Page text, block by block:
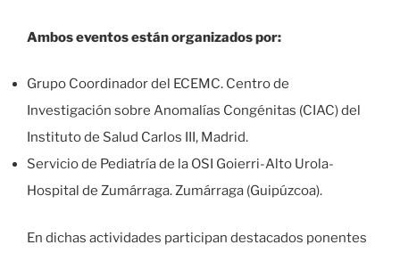
Ambos eventos están organizados por:
Grupo Coordinador del ECEMC. Centro de
Investigación sobre Anomalías Congénitas (CIAC) del
Instituto de Salud Carlos III, Madrid.
Servicio de Pediatría de la OSI Goierri-Alto Urola-
Hospital de Zumárraga. Zumárraga (Guipúzcoa).
En dichas actividades participan destacados ponentes